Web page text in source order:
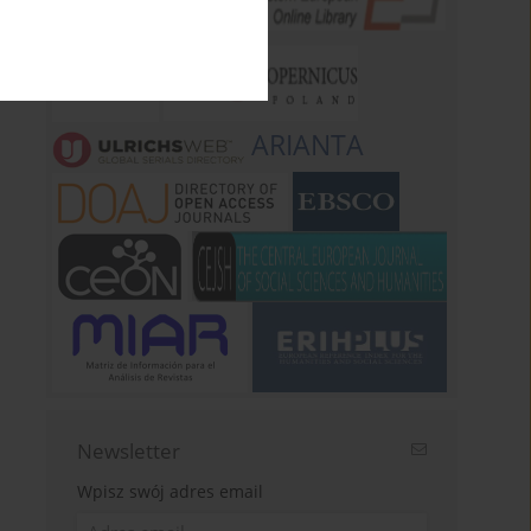
ARIANTA
Newsletter
Wpisz swój adres email